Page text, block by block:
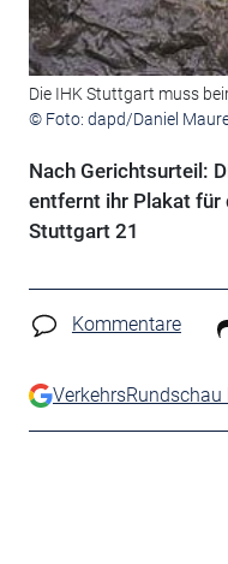
Die IHK Stuttgart muss
© Foto: dapd/Daniel
Nach Gerichtsurteil:
entfernt ihr Plakat
Stuttgart 21
Kommentare